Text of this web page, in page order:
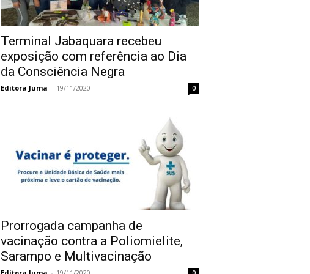
Terminal Jabaquara recebeu
exposição com referência ao Dia
da Consciência Negra
Editora Juma - 19/11/2020 0
Prorrogada campanha de
vacinação contra a Poliomielite,
Sarampo e Multivacinação